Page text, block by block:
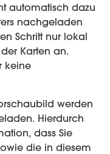
automatisch dazu
nachgeladen
Schritt nur lokal
Karten an.
keine
werden
Hierdurch
dass Sie
die in diesem